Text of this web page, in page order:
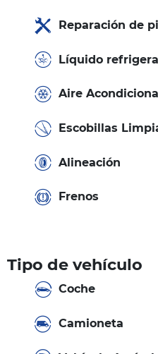
Reparación de
Líquido
Aire
Escobillas
Alineación
Frenos
Tipo de vehículo
Coche
Camioneta